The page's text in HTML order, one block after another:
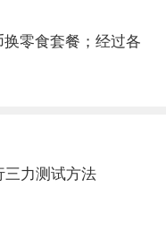
零食套餐；经过各
三力测试方法